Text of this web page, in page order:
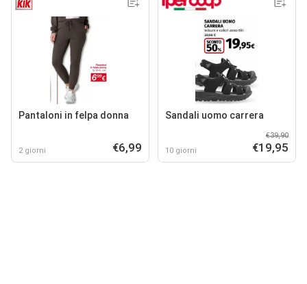
Pantaloni in felpa donna
2 giorni €6,99
Sandali uomo carrera
10 giorni
€39,90
€19,95